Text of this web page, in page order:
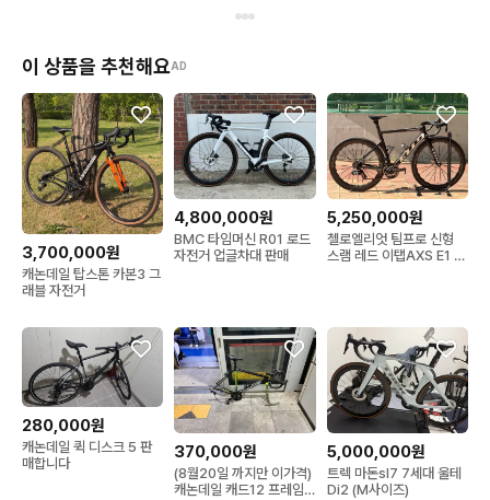
이 상품을 추천해요AD
3,700,000원
캐논데일 탑스톤 카본3 그
래블 자전거
4,800,000원
BMC 타임머신 R01 로드
자전거 업글차대 판매
5,250,000원
첼로엘리엇 팀프로 신형
스램 레드 이탭AXS E1 풀
280,000원
캐논데일 퀵 디스크 5 판
매합니다
370,000원
(8월20일 까지만 이가격)
캐논데일 캐드12 프레임
5,000,000원
트렉 마돈sl7 7세대 울테
Di2 (M사이즈)